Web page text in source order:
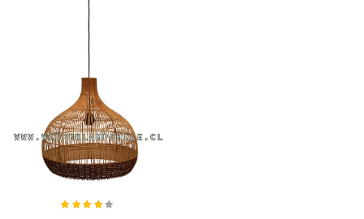
Añadir al carro